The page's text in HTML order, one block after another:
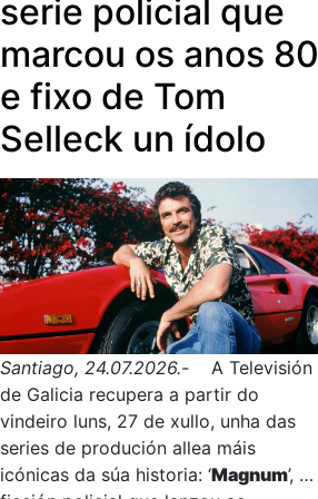
cultural e astronómica ‘Lux et Umbra
2026’ nos tellados da catedral de
Mondoñedo, ou a posta en valor
arqueolóxica do Altar do Sol de
Alperiz, en Lalín.
máis de cen anos, que vai permitir
aos medios públicos galegos contar
un acontecemento histórico "como
só nós sabemos facelo, con humor,
con retranca e, sobre todo, con algo
moi noso”.
serie policial que
marcou os anos 80
e fixo de Tom
Selleck un ídolo
Santiago, 24.07.2026.- A Televisión
de Galicia recupera a partir do
vindeiro luns, 27 de xullo, unha das
series de produción allea máis
icónicas da súa historia: ‘Magnum’, a